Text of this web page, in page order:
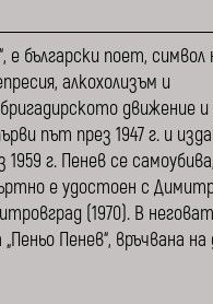
български поет, символ
алкохолизъм и
движение
път през 1947 г. и
г. Пенев се самоубива,
е удостоен с
(1970). В
Пенев“, връчвана на